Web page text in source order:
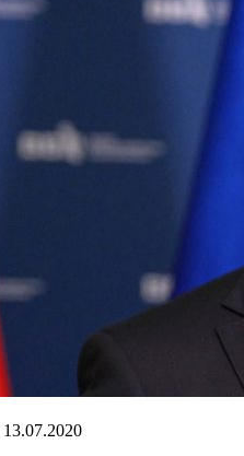
13.07.2020